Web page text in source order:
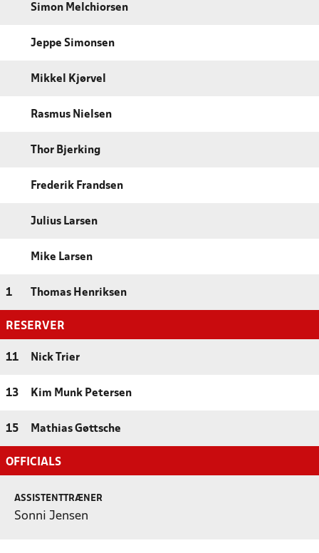
Simon Melchiorsen
Jeppe Simonsen
Mikkel Kjørvel
Rasmus Nielsen
Thor Bjerking
Frederik Frandsen
Julius Larsen
Mike Larsen
1 Thomas Henriksen
RESERVER
11 Nick Trier
13 Kim Munk Petersen
15 Mathias Gøttsche
OFFICIALS
ASSISTENTTRÆNER
Sonni Jensen